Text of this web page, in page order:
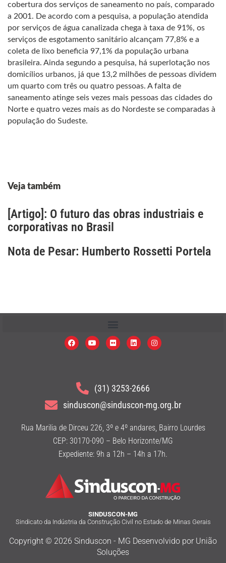
cobertura dos serviços de saneamento no país, comparado
a 2001. De acordo com a pesquisa, a população atendida
por serviços de água canalizada chega à taxa de 91%, os
serviços de esgotamento sanitário alcançam 77,8% e a
coleta de lixo beneficia 97,1% da população urbana
brasileira. Ainda segundo a pesquisa, há superlotação nos
domicílios urbanos, já que 13,2 milhões de pessoas dividem
um quarto com três ou quatro pessoas. A falta de
saneamento atinge seis vezes mais pessoas das cidades do
Norte e quatro vezes mais as do Nordeste se comparadas à
população do Sudeste.
Veja também
[Artigo]: O futuro das obras industriais e
corporativas no Brasil
Nota de Pesar: Humberto Rossetti Portela
(31) 3253-2666
sinduscon@sinduscon-mg.org.br
Rua Marilia de Dirceu 226, 3º e 4º andares, Bairro Lourdes
CEP: 30170-090 – Belo Horizonte/MG
Expediente: 9h a 12h – 14h a 17h.
SINDUSCON-MG
Sindicato da Indústria da Construção Civil no Estado de Minas Gerais
Copyright © 2026 Sinduscon - MG Desenvolvido por União
Soluções